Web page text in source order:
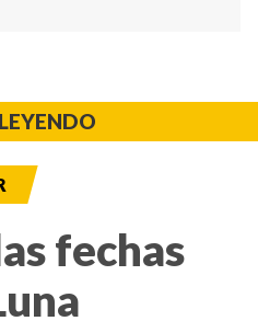
fechas